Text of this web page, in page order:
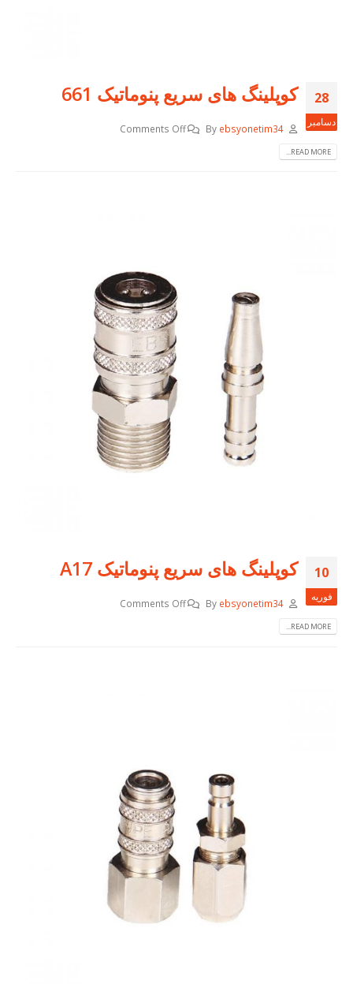
28
دسامبر
کوپلینگ های سریع پنوماتیک 661
By ebsyonetim34
Comments Off
READ MORE...
10
فوریه
کوپلینگ های سریع پنوماتیک A17
By ebsyonetim34
Comments Off
READ MORE...